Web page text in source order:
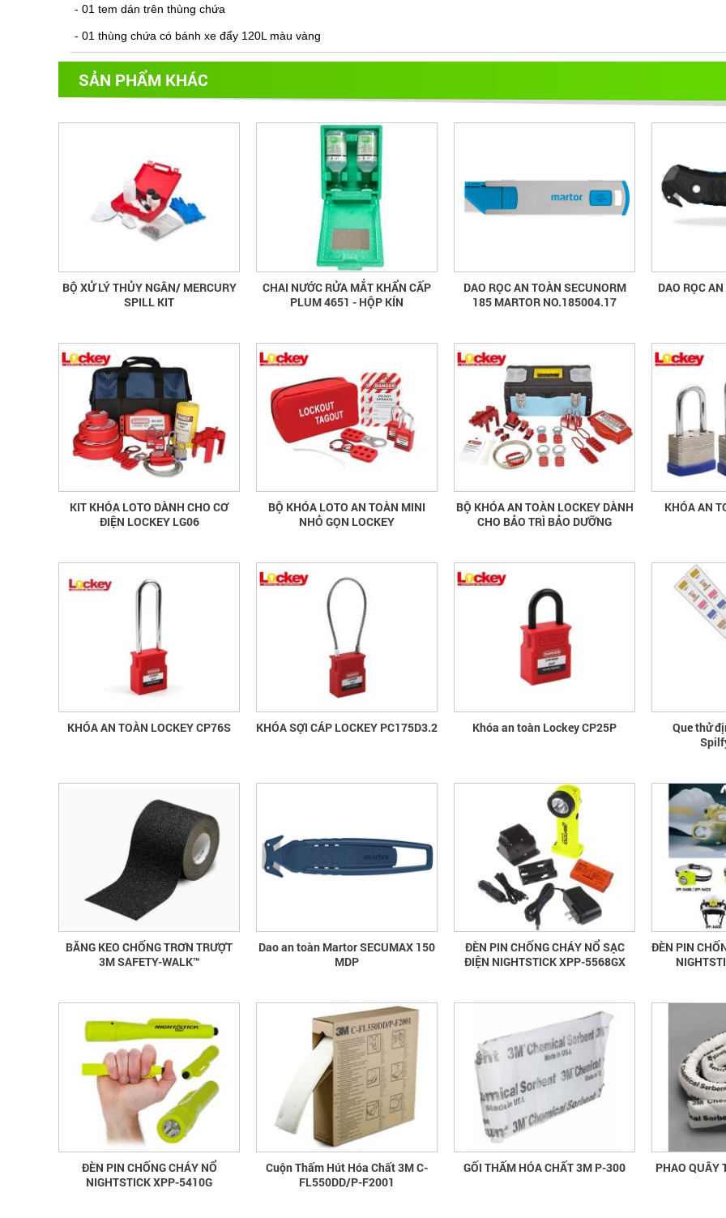
- 01 tem dán trên thùng chứa
- 01 thùng chứa có bánh xe đẩy 120L màu vàng
SẢN PHẨM KHÁC
BỘ XỬ LÝ THỦY NGÂN/ MERCURY
SPILL KIT
CHAI NƯỚC RỬA MẮT KHẨN CẤP
PLUM 4651 - HỘP KÍN
DAO RỌC AN TOÀN SECUNORM
185 MARTOR NO.185004.17
DAO RỌC
KIT KHÓA LOTO DÀNH CHO CƠ
ĐIỆN LOCKEY LG06
BỘ KHÓA LOTO AN TOÀN MINI
NHỎ GỌN LOCKEY
BỘ KHÓA AN TOÀN LOCKEY DÀNH
CHO BẢO TRÌ BẢO DƯỠNG
KHÓA AN
KHÓA AN TOÀN LOCKEY CP76S KHÓA SỢI CÁP LOCKEY PC175D3.2 Khóa an toàn Lockey CP25P
Que thử
BĂNG KEO CHỐNG TRƠN TRƯỢT
3M SAFETY-WALK™
Dao an toàn Martor SECUMAX 150
MDP
ĐÈN PIN CHỐNG CHÁY NỔ SẠC
ĐIỆN NIGHTSTICK XPP-5568GX
ĐÈN PIN
ĐÈN PIN CHỐNG CHÁY NỔ
NIGHTSTICK XPP-5410G
Cuộn Thấm Hút Hóa Chất 3M C-
FL550DD/P-F2001
GỐI THẤM HÓA CHẤT 3M P-300
PHAO QUÂY